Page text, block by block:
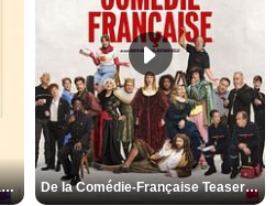
Les Matins merveilleux Bande-annonce VF De la Comédie-Française Teaser VF